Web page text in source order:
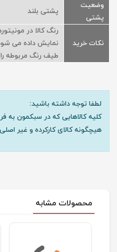
وضعیت
پشتی
پشتی بلند
نکات خرید
رنگ کالا در
نمایش داده می
طیف رنگ مربوطه را
لطفا توجه داشته باشید:
کلیه کالاهایی که در سبکمون به
هیچگونه کالای کارکرده و غیر
محصولات مشابه